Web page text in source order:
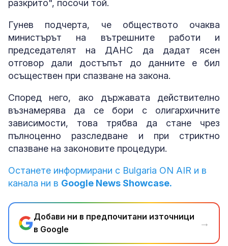
разкрито", посочи той.
Гунев подчерта, че обществото очаква
министърът на вътрешните работи и
председателят на ДАНС да дадат ясен
отговор дали достъпът до данните е бил
осъществен при спазване на закона.
Според него, ако държавата действително
възнамерява да се бори с олигархичните
зависимости, това трябва да стане чрез
пълноценно разследване и при стриктно
спазване на законовите процедури.
Останете информирани с Bulgaria ON AIR и в
канала ни в Google News Showcase.
Добави ни в предпочитани източници
в Google
→